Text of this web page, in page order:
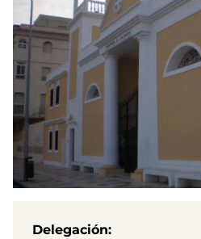
Delegación